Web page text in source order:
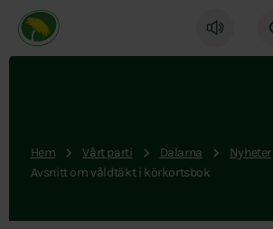
Miljöpartiet de gröna, startsida
Hem Vårt parti Dalarna
Nyheter
Avsnitt om våldtäkt i körkortsbok